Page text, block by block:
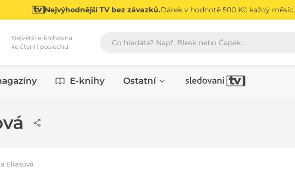
Nejvýhodnější TV bez závazků.Dárek v hodnotě 500 Kč každý měsíc.
Největší e-knihovna
ke čtení i poslechu
Vyhledávání
E-knihy Ostatní
Eliášová